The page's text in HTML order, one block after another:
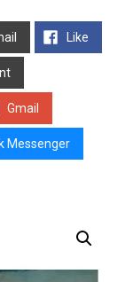
Like
Gmail
Messenger